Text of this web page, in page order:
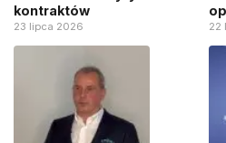
kontraktów
23 lipca 2026 22